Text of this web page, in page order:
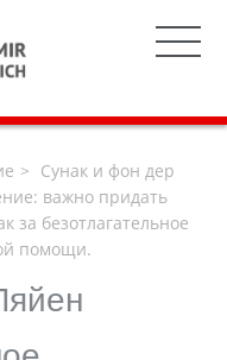
Сунак и фон дер
важно придать
за безотлагательное
помощи.